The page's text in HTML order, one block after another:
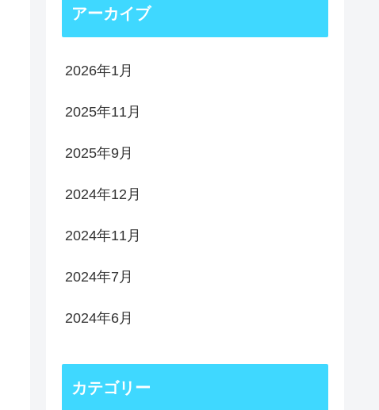
アーカイブ
2026年1月
2025年11月
2025年9月
2024年12月
2024年11月
2024年7月
2024年6月
カテゴリー